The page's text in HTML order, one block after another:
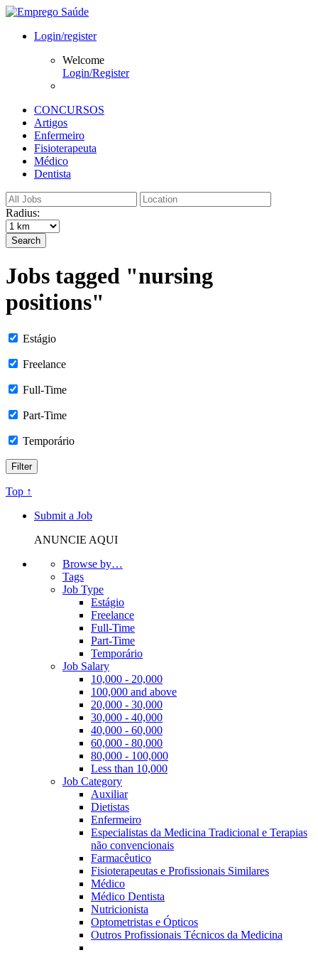
Login/register
Welcome
Login/Register
CONCURSOS
Artigos
Enfermeiro
Fisioterapeuta
Médico
Dentista
Radius:
Search
Jobs tagged "nursing
positions"
Estágio
Freelance
Full-Time
Part-Time
Temporário
Top ↑
Submit a Job
ANUNCIE AQUI
Browse by…
Tags
Job Type
Estágio
Freelance
Full-Time
Part-Time
Temporário
Job Salary
10,000 - 20,000
100,000 and above
20,000 - 30,000
30,000 - 40,000
40,000 - 60,000
60,000 - 80,000
80,000 - 100,000
Less than 10,000
Job Category
Auxiliar
Dietistas
Enfermeiro
Especialistas da Medicina Tradicional e Terapias
não convencionais
Farmacêutico
Fisioterapeutas e Profissionais Similares
Médico
Médico Dentista
Nutricionista
Optometristas e Ópticos
Outros Profissionais Técnicos da Medicina